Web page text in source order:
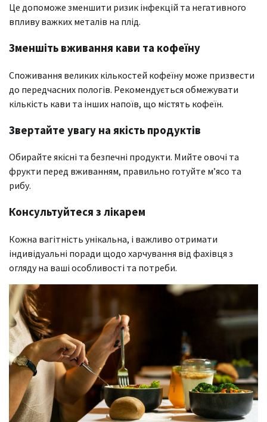
Це допоможе зменшити ризик інфекцій та негативного
впливу важких металів на плід.
Зменшіть вживання кави та кофеїну
Споживання великих кількостей кофеїну може призвести
до передчасних пологів. Рекомендується обмежувати
кількість кави та інших напоїв, що містять кофеїн.
Звертайте увагу на якість продуктів
Обирайте якісні та безпечні продукти. Мийте овочі та
фрукти перед вживанням, правильно готуйте м’ясо та
рибу.
Консультуйтеся з лікарем
Кожна вагітність унікальна, і важливо отримати
індивідуальні поради щодо харчування від фахівця з
огляду на ваші особливості та потреби.